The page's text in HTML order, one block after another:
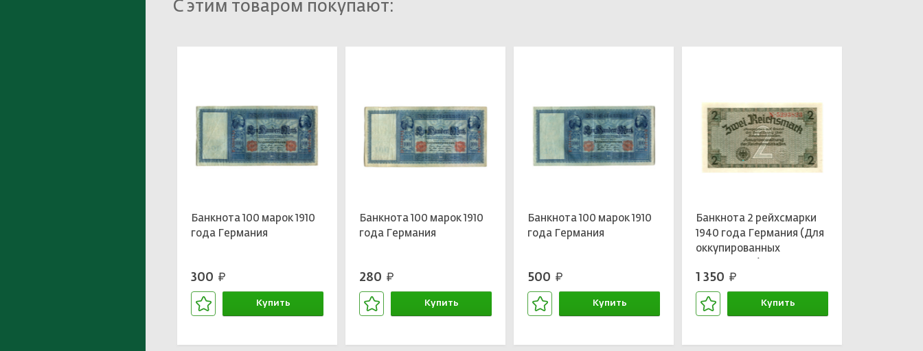
С этим товаром покупают:
Банкнота 100 марок 1910
года Германия
300 руб.
Купить
Банкнота 100 марок 1910
года Германия
280 руб.
Купить
Банкнота 100 марок 1910
года Германия
500 руб.
Купить
Банкнота 2 рейхсмарки
1940 года Германия (Для
оккупированных
1 350 руб.
Купить